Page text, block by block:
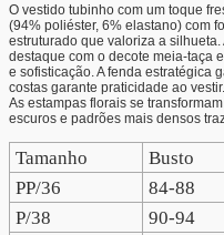
O vestido tubinho com um toque
(94% poliéster, 6% elastano) com
estruturado que valoriza a
destaque com o decote meia-taça
e sofisticação. A fenda estratégica
costas garante praticidade ao
As estampas florais se
escuros e padrões mais densos
Tamanho Busto
PP/36
84-88
P/38
90-94